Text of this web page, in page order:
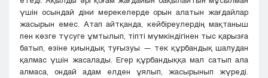
үшін осындай діни мерекелерде орын алатын жағдайлар
жасырын емес. Атап айтқанда, кейбіреулердің мақтаныш
пен көзге түсуге ұмтылып, тіпті мүмкіндігінен тыс қарызға
батып, өзіне қиындық туғызуы — тек құрбандық шалудан
қалмас үшін жасалады. Егер құрбандыққа мал сатып ала
алмаса, ондай адам елден ұялып, жасырынып жүреді.